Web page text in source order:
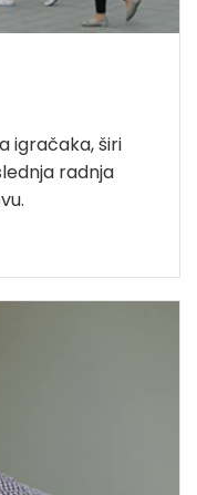
igračaka, širi
radnja